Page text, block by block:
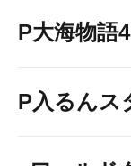
P大海物語
P入るんス